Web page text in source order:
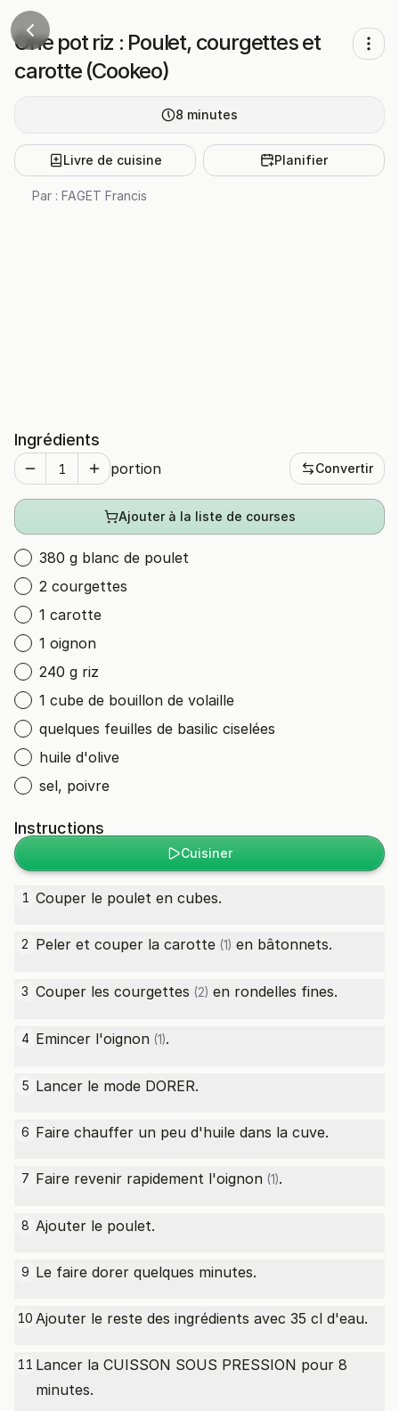
One pot riz : Poulet, courgettes et
carotte (Cookeo)
8 minutes
Livre de cuisine Planifier
Par : FAGET Francis
Ingrédients
portion Convertir
Ajouter à la liste de courses
380 g blanc de poulet
2 courgettes
1 carotte
1 oignon
240 g riz
1 cube de bouillon de volaille
quelques feuilles de basilic ciselées
huile d'olive
sel, poivre
Instructions
Cuisiner
1 Couper le poulet en cubes.
2 Peler et couper la carotte (1) en bâtonnets.
3 Couper les courgettes (2) en rondelles fines.
4 Emincer l'oignon (1).
5 Lancer le mode DORER.
6 Faire chauffer un peu d'huile dans la cuve.
7 Faire revenir rapidement l'oignon (1).
8 Ajouter le poulet.
9 Le faire dorer quelques minutes.
10 Ajouter le reste des ingrédients avec 35 cl d'eau.
11 Lancer la CUISSON SOUS PRESSION pour 8
minutes.